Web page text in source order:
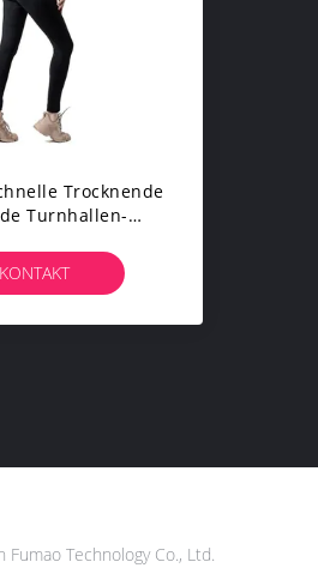
Trocknende
Turnhallen-
Hosen Soems
KONTAKT
Fumao Technology Co., Ltd.